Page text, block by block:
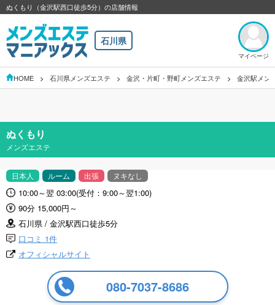
ぬくもり（金沢駅西口徒歩5分）の店舗情報
石川県
マイページ
HOME 石川県メンズエステ 金沢・片町・野町メンズエステ 金沢駅メン
ぬくもり
メンズエステ
日本人 ルーム 出張 ヌキなし
10:00～翌 03:00(受付：9:00～翌1:00)
90分 15,000円～
石川県 / 金沢駅西口徒歩5分
口コミ 1件
オフィシャルサイト
080-7037-8686